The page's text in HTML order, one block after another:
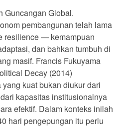
Guncangan Global.
pembangunan telah lama
resilience — kemampuan
dan bahkan tumbuh di
masif. Francis Fukuyama
Decay (2014)
kuat bukan diukur dari
kapasitas institusionalnya
efektif. Dalam konteks inilah
hari pengepungan itu perlu